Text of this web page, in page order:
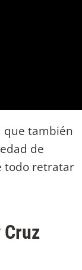
que también
de
todo retratar